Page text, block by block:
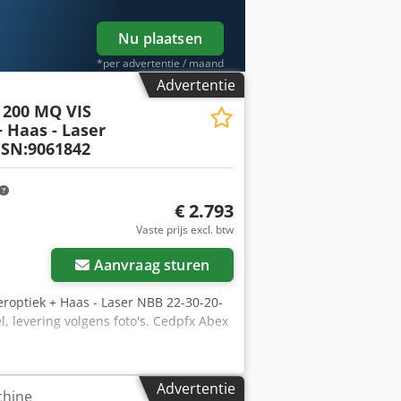
200 mm Maximale zettinghoogte:
± 0,1 mm
Basis: Siemens SINUMERIK 840D
Staat: gebruikt
voorbehouden!) Voor verdere
Nu plaatsen
*per advertentie / maand
Advertentie
MQ VIS
- Laser
€ 2.793
Vaste prijs excl. btw
Aanvraag sturen
+ Haas - Laser NBB 22-30-20-
levering volgens foto's. Cedpfx Abex
Advertentie